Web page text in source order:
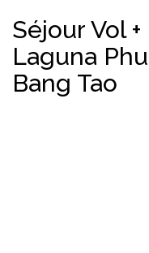
Séjour Vol
Laguna
Bang Tao